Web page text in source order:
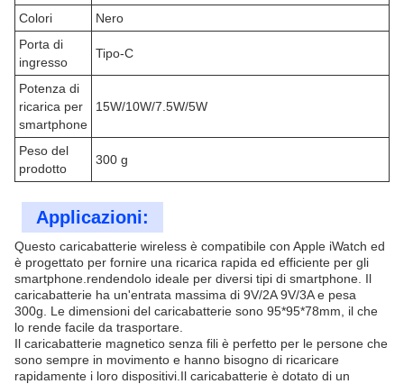
Colori
Nero
Porta di
ingresso
Tipo-C
Potenza di
ricarica per
smartphone
15W/10W/7.5W/5W
Peso del
prodotto
300 g
Applicazioni:
Questo caricabatterie wireless è compatibile con Apple iWatch ed
è progettato per fornire una ricarica rapida ed efficiente per gli
smartphone.rendendolo ideale per diversi tipi di smartphone. Il
caricabatterie ha un'entrata massima di 9V/2A 9V/3A e pesa
300g. Le dimensioni del caricabatterie sono 95*95*78mm, il che
lo rende facile da trasportare.
Il caricabatterie magnetico senza fili è perfetto per le persone che
sono sempre in movimento e hanno bisogno di ricaricare
rapidamente i loro dispositivi.Il caricabatterie è dotato di un